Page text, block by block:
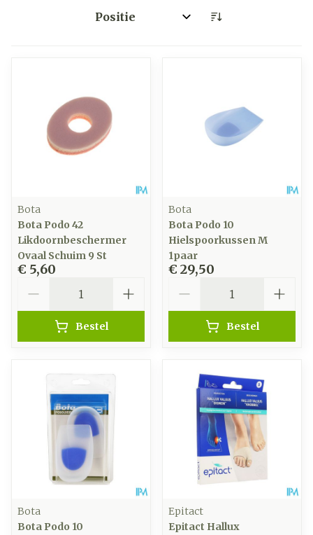
Sorteer op:
Bota
Bota Podo 42
Likdoornbeschermer
Ovaal Schuim 9 St
€ 5,60
Bestel
Bota
Bota Podo 10
Hielspoorkussen M
1paar
€ 29,50
Bestel
Bota
Bota Podo 10
Epitact
Epitact Hallux